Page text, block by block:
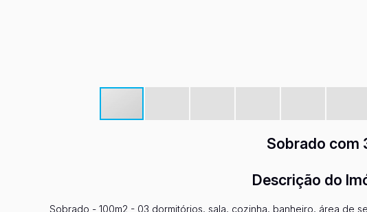
Sobrado com
Descrição do
Sobrado - 100m2 - 03 dormitórios, sala, cozinha, banheiro, área de